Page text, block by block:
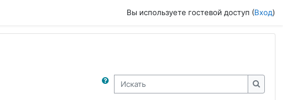
Вы используете гостевой доступ (Вход)
Искать
Искать